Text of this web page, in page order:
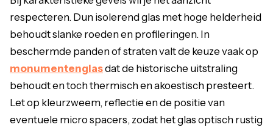
respecteren. Dun isolerend glas met hoge helderheid
behoudt slanke roeden en profileringen. In
beschermde panden of straten valt de keuze vaak op
monumentenglasdat de historische uitstraling
behoudt en toch thermisch en akoestisch presteert.
Let op kleurzweem, reflectie en de positie van
eventuele micro spacers, zodat het glas optisch rustig